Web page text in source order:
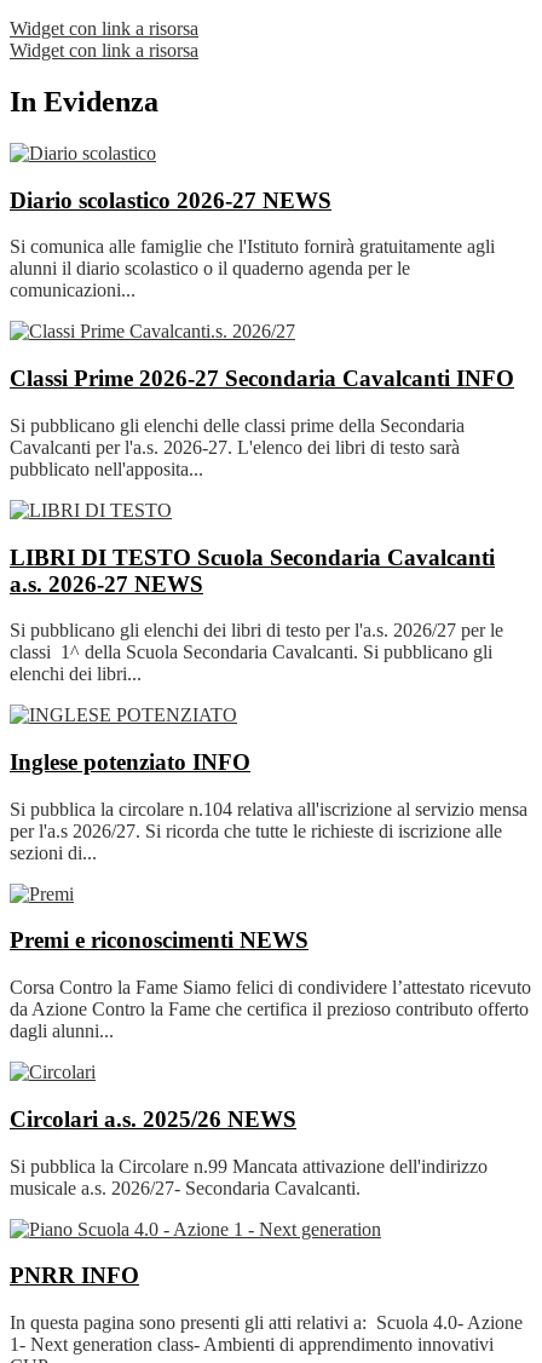
Widget con link a risorsa
Widget con link a risorsa
In Evidenza
Diario scolastico 2026-27 NEWS
Si comunica alle famiglie che l'Istituto fornirà gratuitamente agli
alunni il diario scolastico o il quaderno agenda per le
comunicazioni...
Classi Prime 2026-27 Secondaria Cavalcanti INFO
Si pubblicano gli elenchi delle classi prime della Secondaria
Cavalcanti per l'a.s. 2026-27. L'elenco dei libri di testo sarà
pubblicato nell'apposita...
LIBRI DI TESTO Scuola Secondaria Cavalcanti
a.s. 2026-27 NEWS
Si pubblicano gli elenchi dei libri di testo per l'a.s. 2026/27 per le
classi 1^ della Scuola Secondaria Cavalcanti. Si pubblicano gli
elenchi dei libri...
Inglese potenziato INFO
Si pubblica la circolare n.104 relativa all'iscrizione al servizio mensa
per l'a.s 2026/27. Si ricorda che tutte le richieste di iscrizione alle
sezioni di...
Premi e riconoscimenti NEWS
Corsa Contro la Fame Siamo felici di condividere l’attestato ricevuto
da Azione Contro la Fame che certifica il prezioso contributo offerto
dagli alunni...
Circolari a.s. 2025/26 NEWS
Si pubblica la Circolare n.99 Mancata attivazione dell'indirizzo
musicale a.s. 2026/27- Secondaria Cavalcanti.
PNRR INFO
In questa pagina sono presenti gli atti relativi a: Scuola 4.0- Azione
1- Next generation class- Ambienti di apprendimento innovativi